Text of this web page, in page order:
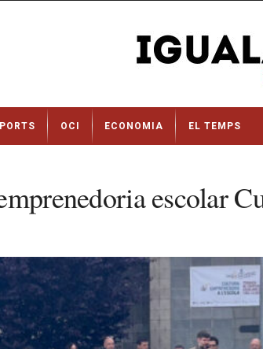
OCI ECONOMIA EL TEMPS
escolar